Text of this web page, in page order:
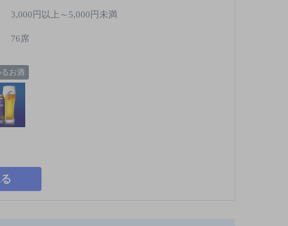
3,000円以上～5,000円未満
76席
お酒